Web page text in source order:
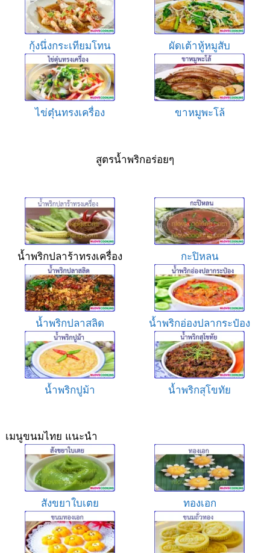
กุ้งนึ่งกระเทียมโทน ผัดเต้าหู้หมูสับ
ไข่ตุ๋นทรงเครื่อง ขาหมูพะโล้
สูตรน้ำพริกอร่อยๆ
น้ำพริกปลาร้าทรงเครื่อง กะปิหลน
น้ำพริกปลาสลิด น้ำพริกอ่องปลากระป๋อง
น้ำพริกปูม้า น้ำพริกสุโขทัย
เมนูขนมไทย แนะนำ
สังขยาใบเตย ทองเอก